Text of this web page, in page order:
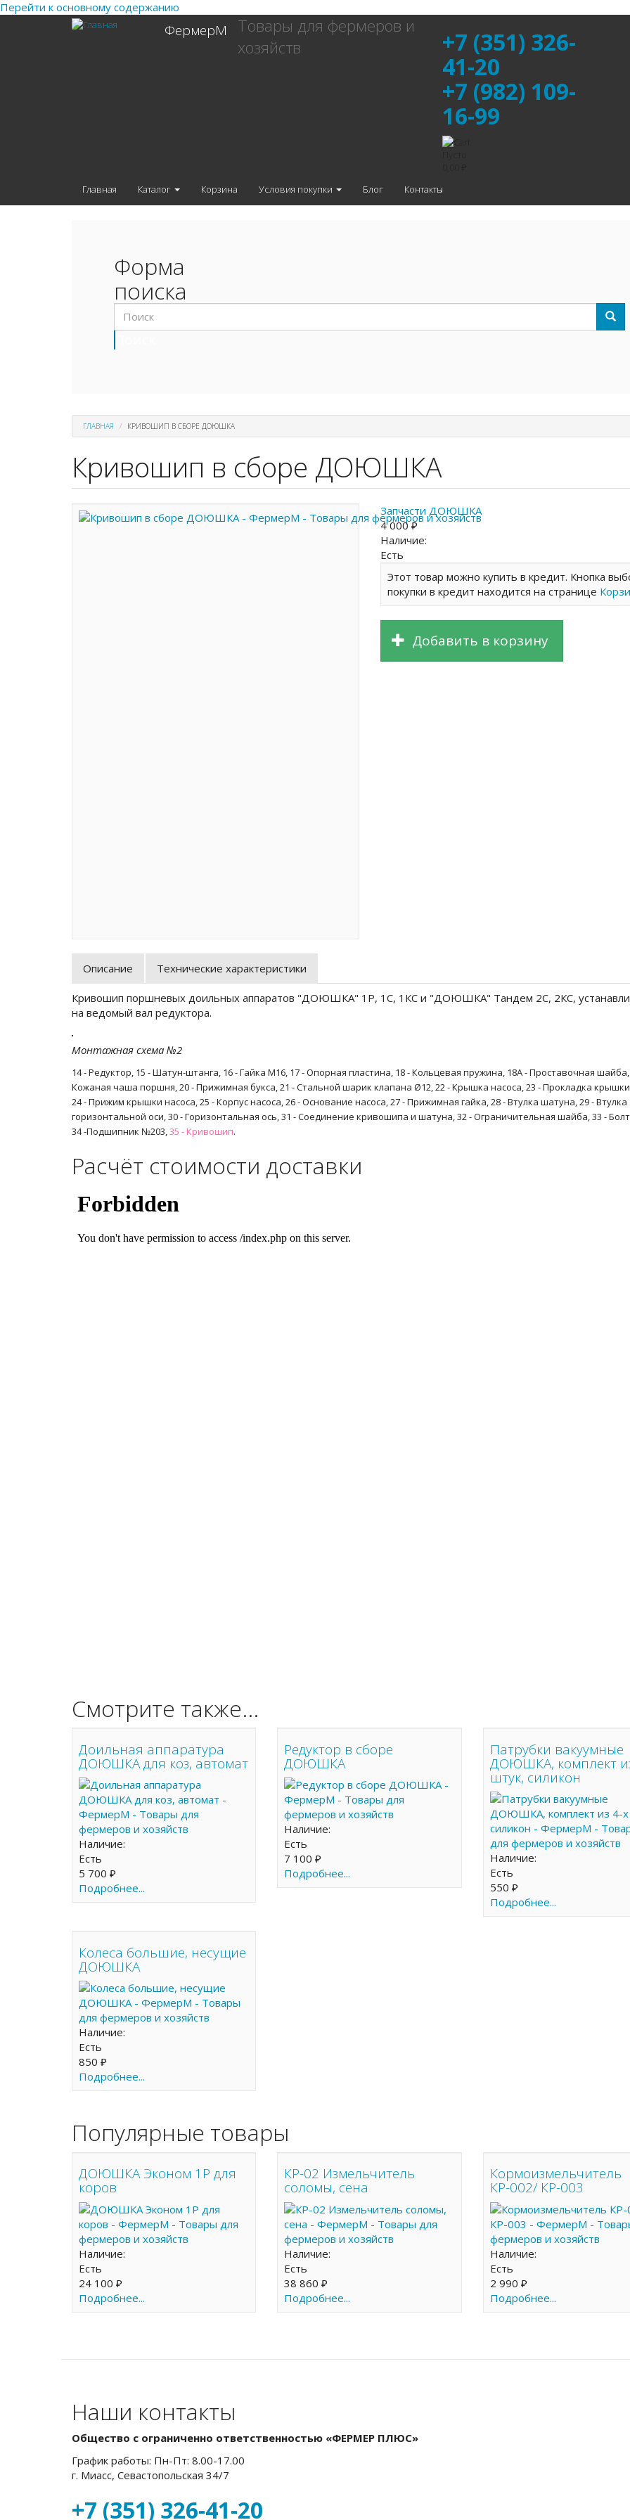
Перейти к основному содержанию
ФермерМ
Товары для фермеров и
хозяйств
+7 (351) 326-
41-20
+7 (982) 109-
16-99
Главная
Каталог Корзина Условия покупки Блог Контакты
Форма
поиска
ГЛАВНАЯ КРИВОШИП В СБОРЕ ДОЮШКА
Кривошип в сборе ДОЮШКА
Запчасти ДОЮШКА
4 000 ₽
Наличие:
Есть
Этот товар можно купить в кредит. Кнопка
покупки в кредит находится на странице
Добавить в корзину
Описание Технические характеристики
Кривошип поршневых доильных аппаратов "ДОЮШКА" 1Р, 1С, 1КС и "ДОЮШКА" Тандем 2С, 2КС,
на ведомый вал редуктора.
Монтажная схема №2
14 - Редуктор, 15 - Шатун-штанга, 16 - Гайка М16, 17 - Опорная пластина, 18 - Кольцевая пружина, 18А - Проставочная шайба,
Кожаная чаша поршня, 20 - Прижимная букса, 21 - Стальной шарик клапана Ø12, 22 - Крышка насоса, 23 - Прокладка
24 - Прижим крышки насоса, 25 - Корпус насоса, 26 - Основание насоса, 27 - Прижимная гайка,28 - Втулка шатуна, 29 - Втулка
горизонтальной оси, 30 - Горизонтальная ось, 31 - Соединение кривошипа и шатуна, 32 - Ограничительная шайба, 33 -
34 -Подшипник №203,35 - Кривошип.
Расчёт стоимости доставки
Смотрите также...
Доильная аппаратура
ДОЮШКА для коз, автомат
Наличие:
Есть
5 700 ₽
Подробнее...
Редуктор в сборе
ДОЮШКА
Наличие:
Есть
7 100 ₽
Подробнее...
Патрубки вакуумные
ДОЮШКА, комплект
штук, силикон
Наличие:
Есть
550 ₽
Подробнее...
Колеса большие, несущие
ДОЮШКА
Наличие:
Есть
850 ₽
Подробнее...
Популярные товары
ДОЮШКА Эконом 1Р для
коров
Наличие:
Есть
24 100 ₽
Подробнее...
КР-02 Измельчитель
соломы, сена
Наличие:
Есть
38 860 ₽
Подробнее...
Кормоизмельчитель
КР-002/ КР-003
Наличие:
Есть
2 990 ₽
Подробнее...
Наши контакты
Общество с ограниченно ответственностью «ФЕРМЕР ПЛЮС»
График работы: Пн-Пт: 8.00-17.00
г. Миасс, Севастопольская 34/7
+7 (351) 326-41-20